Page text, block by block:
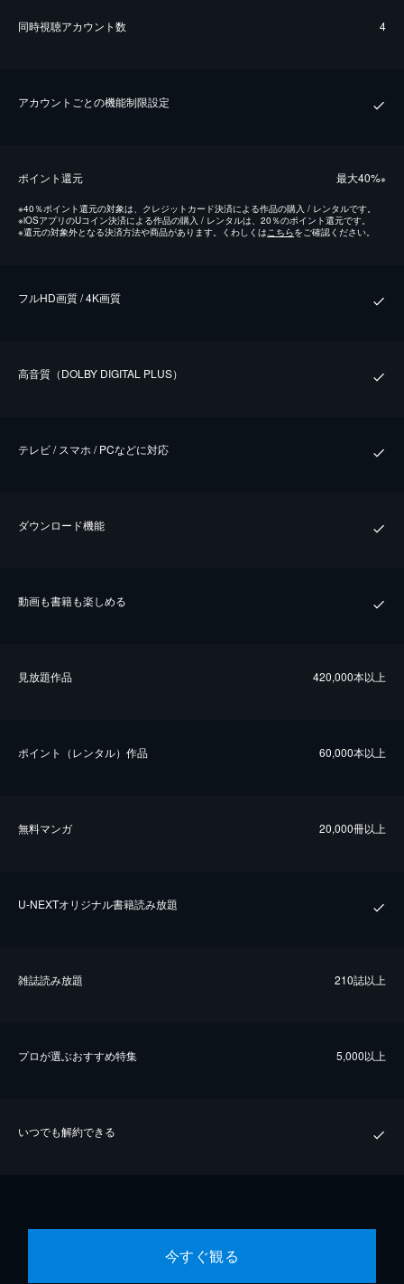
同時視聴アカウント数 4
アカウントごとの機能制限設定
ポイント還元 最⼤40%※
※40％ポイント還元の対象は、クレジットカード決済による作品の購入 / レンタルです。
※iOSアプリのUコイン決済による作品の購入 / レンタルは、20％のポイント還元です。
※還元の対象外となる決済方法や商品があります。くわしくはこちらをご確認ください。
フルHD画質 / 4K画質
⾼⾳質（DOLBY DIGITAL PLUS）
テレビ / スマホ / PCなどに対応
ダウンロード機能
動画も書籍も楽しめる
⾒放題作品 420,000本以上
ポイント（レンタル）作品 60,000本以上
無料マンガ 20,000冊以上
U-NEXTオリジナル書籍読み放題
雑誌読み放題 210誌以上
プロが選ぶおすすめ特集 5,000以上
いつでも解約できる
今すぐ観る